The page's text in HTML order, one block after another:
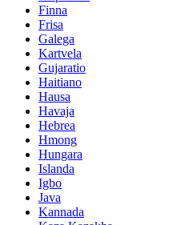
Finna
Frisa
Galega
Kartvela
Gujaratio
Haitiano
Hausa
Havaja
Hebrea
Hmong
Hungara
Islanda
Igbo
Java
Kannada